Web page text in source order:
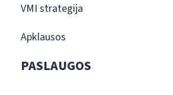
VMI strategija
Apklausos
PASLAUGOS